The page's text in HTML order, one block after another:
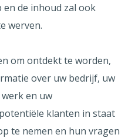
de inhoud zal ook
werven.
om ontdekt te worden,
over uw bedrijf, uw
en uw
klanten in staat
te nemen en hun vragen